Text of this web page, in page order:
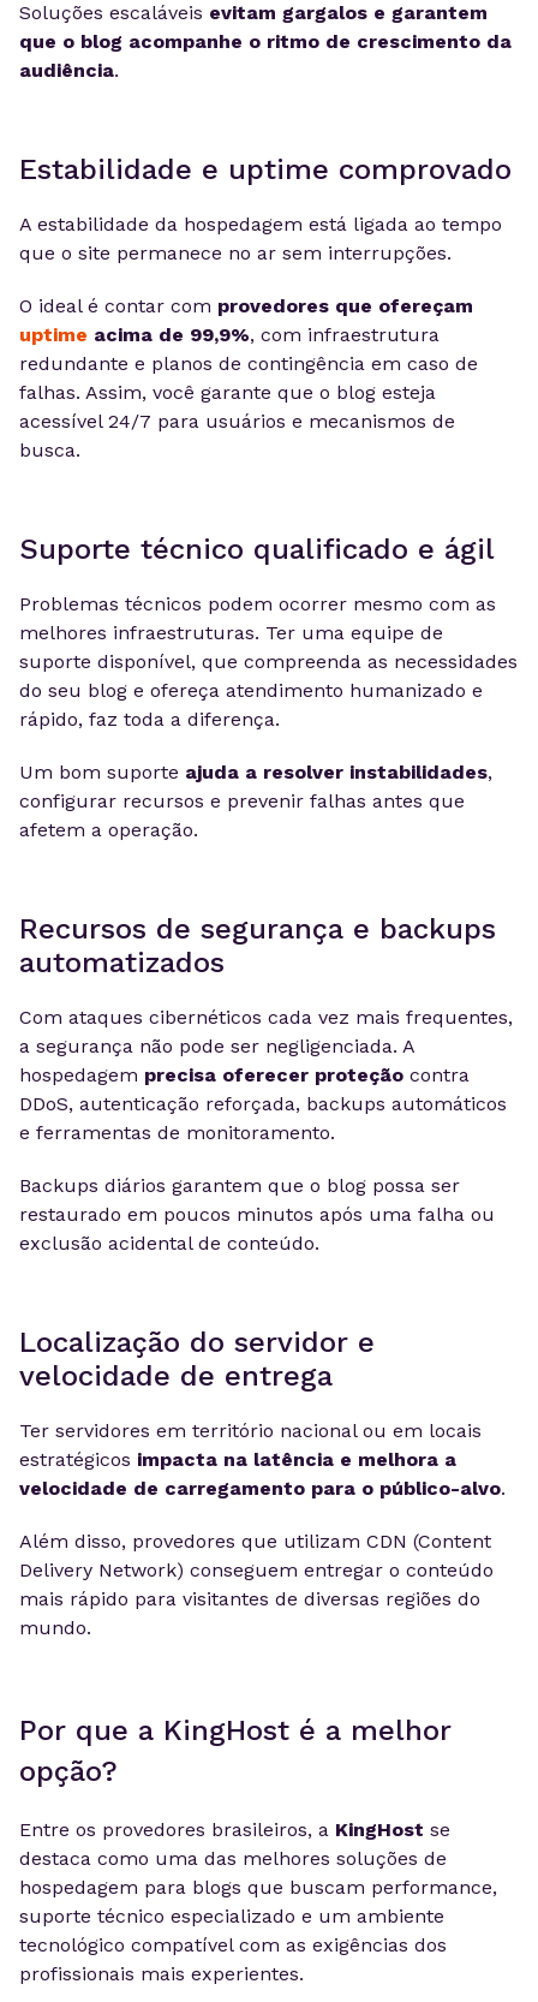
Soluções escaláveis evitam gargalos e garantem
que o blog acompanhe o ritmo de crescimento da
audiência.
Estabilidade e uptime comprovado
A estabilidade da hospedagem está ligada ao tempo
que o site permanece no ar sem interrupções.
O ideal é contar com provedores que ofereçam
uptime acima de 99,9%, com infraestrutura
redundante e planos de contingência em caso de
falhas. Assim, você garante que o blog esteja
acessível 24/7 para usuários e mecanismos de
busca.
Suporte técnico qualificado e ágil
Problemas técnicos podem ocorrer mesmo com as
melhores infraestruturas. Ter uma equipe de
suporte disponível, que compreenda as necessidades
do seu blog e ofereça atendimento humanizado e
rápido, faz toda a diferença.
Um bom suporte ajuda a resolver instabilidades,
configurar recursos e prevenir falhas antes que
afetem a operação.
Recursos de segurança e backups
automatizados
Com ataques cibernéticos cada vez mais frequentes,
a segurança não pode ser negligenciada. A
hospedagem precisa oferecer proteção contra
DDoS, autenticação reforçada, backups automáticos
e ferramentas de monitoramento.
Backups diários garantem que o blog possa ser
restaurado em poucos minutos após uma falha ou
exclusão acidental de conteúdo.
Localização do servidor e
velocidade de entrega
Ter servidores em território nacional ou em locais
estratégicos impacta na latência e melhora a
velocidade de carregamento para o público-alvo.
Além disso, provedores que utilizam CDN (Content
Delivery Network) conseguem entregar o conteúdo
mais rápido para visitantes de diversas regiões do
mundo.
Por que a KingHost é a melhor
opção?
Entre os provedores brasileiros, a KingHost se
destaca como uma das melhores soluções de
hospedagem para blogs que buscam performance,
suporte técnico especializado e um ambiente
tecnológico compatível com as exigências dos
profissionais mais experientes.